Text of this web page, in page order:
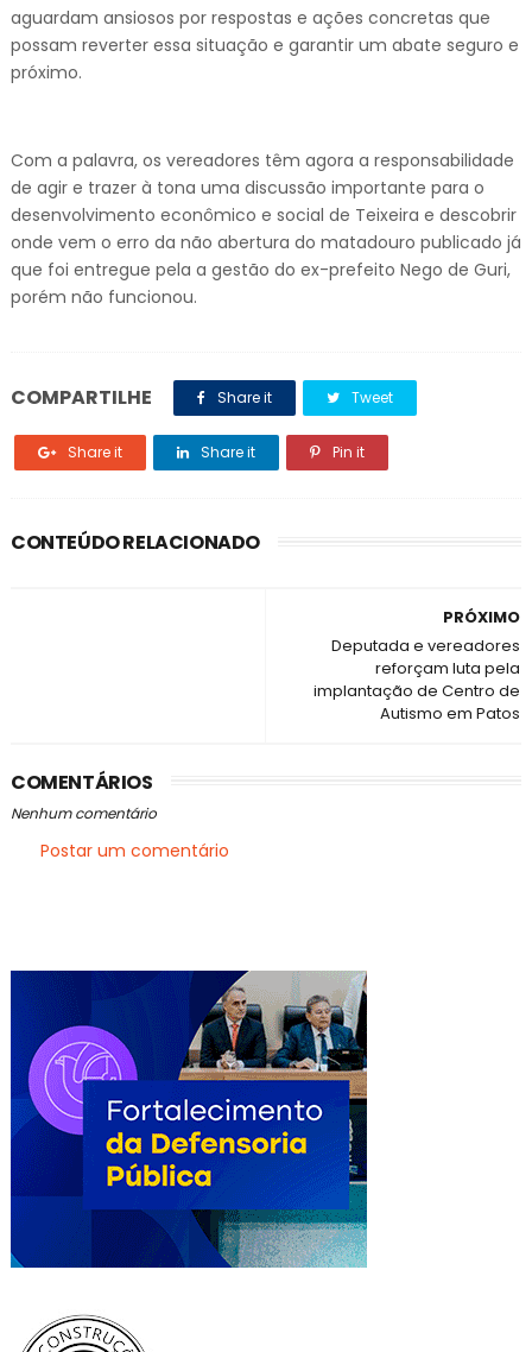
aguardam ansiosos por respostas e ações concretas que
possam reverter essa situação e garantir um abate seguro e
próximo.
Com a palavra, os vereadores têm agora a responsabilidade
de agir e trazer à tona uma discussão importante para o
desenvolvimento econômico e social de Teixeira e descobrir
onde vem o erro da não abertura do matadouro publicado já
que foi entregue pela a gestão do ex-prefeito Nego de Guri,
porém não funcionou.
COMPARTILHE Share it Tweet
Share it Share it Pin it
CONTEÚDO RELACIONADO
PRÓXIMO
Deputada e vereadores
reforçam luta pela
implantação de Centro de
Autismo em Patos
COMENTÁRIOS
Nenhum comentário
Postar um comentário